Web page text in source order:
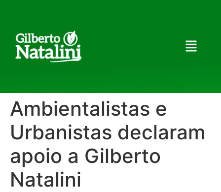
Ambientalistas e
Urbanistas declaram
apoio a Gilberto
Natalini